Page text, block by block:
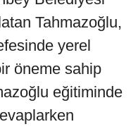
Tahmazoğlu,
yerel
öneme sahip
eğitiminde